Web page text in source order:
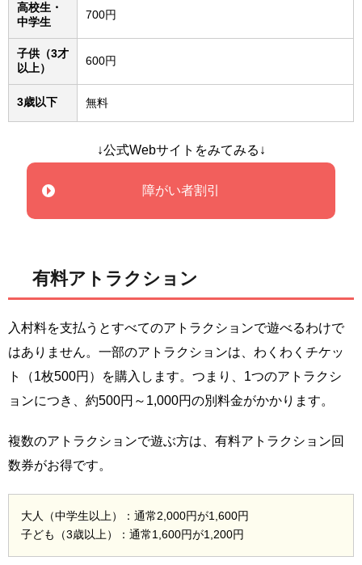
高校生・
中学生
700円
子供（3才
以上）
600円
3歳以下 無料
↓公式Webサイトをみてみる↓
障がい者割引
有料アトラクション
入村料を支払うとすべてのアトラクションで遊べるわけで
はありません。一部のアトラクションは、わくわくチケッ
ト（1枚500円）を購入します。つまり、1つのアトラクシ
ョンにつき、約500円～1,000円の別料金がかかります。
複数のアトラクションで遊ぶ方は、有料アトラクション回
数券がお得です。
大人（中学生以上）：通常2,000円が1,600円
子ども（3歳以上）：通常1,600円が1,200円